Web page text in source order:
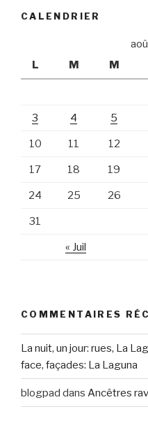
CALENDRIER
L
M M
« Juil
3 4 5
10 11 12
17 18 19
24 25 26
31
COMMENTAIRES
La nuit, un jour: rues, La
face, façades: La Laguna
blogpad dans Ancêtres